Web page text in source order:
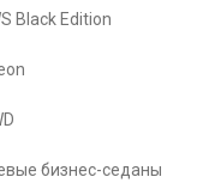
Black Edition
бизнес-седаны